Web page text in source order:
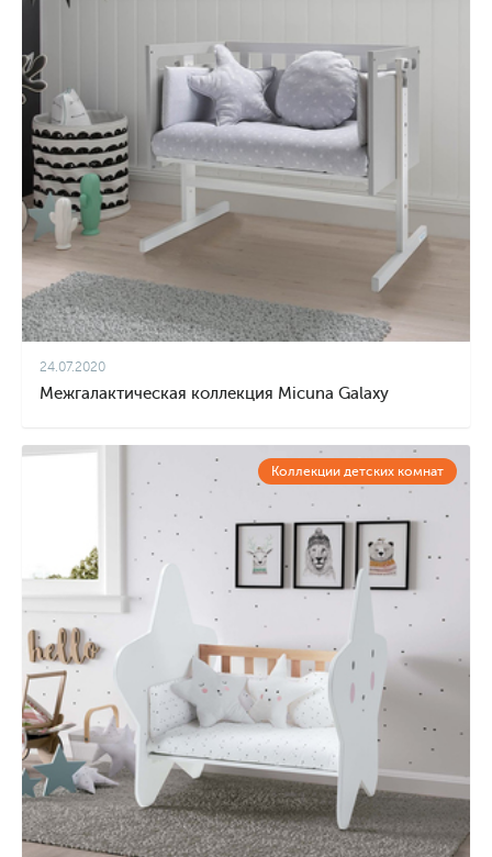
24.07.2020
Межгалактическая коллекция Micuna Galaxy
Коллекции детских комнат